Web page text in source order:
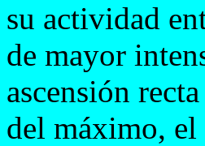
su actividad
de mayor
ascensión
del máximo, el